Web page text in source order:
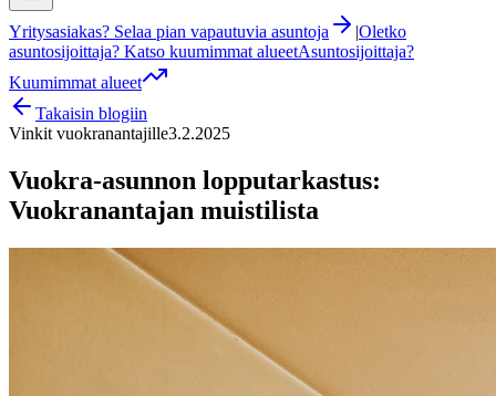
Yritysasiakas? Selaa pian vapautuvia asuntoja |Oletko
asuntosijoittaja? Katso kuumimmat alueetAsuntosijoittaja?
Kuumimmat alueet
Takaisin blogiin
Vinkit vuokranantajille3.2.2025
Vuokra-asunnon lopputarkastus:
Vuokranantajan muistilista